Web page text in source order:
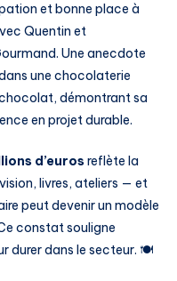
et bonne place à
Quentin et
Une anecdote
une chocolaterie
démontrant sa
en projet durable.
d’euros reflète la
livres, ateliers — et
peut devenir un modèle
constat souligne
durer dans le secteur. 🍽️